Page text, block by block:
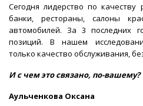
Сегодня лидерство по
банки, рестораны, салоны
автомобилей. За 3 последних
позиций. В нашем
только качество обслуживания,
И с чем это связано, по-вашему?
Аульченкова Оксана